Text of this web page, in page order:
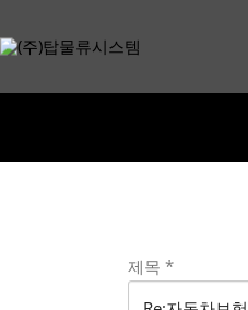
텐
로
제목 *